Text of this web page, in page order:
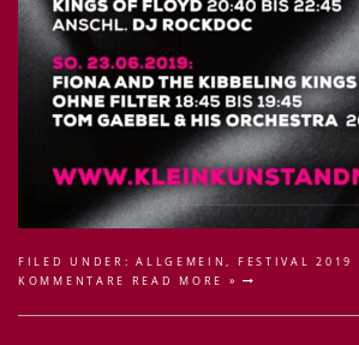
FILED UNDER:ALLGEMEIN, FESTIVAL 2019
KOMMENTARE
READ MORE »